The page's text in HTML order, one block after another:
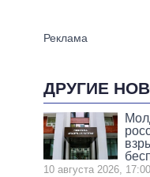
ДРУГИЕ
10 августа 2026, 17:00